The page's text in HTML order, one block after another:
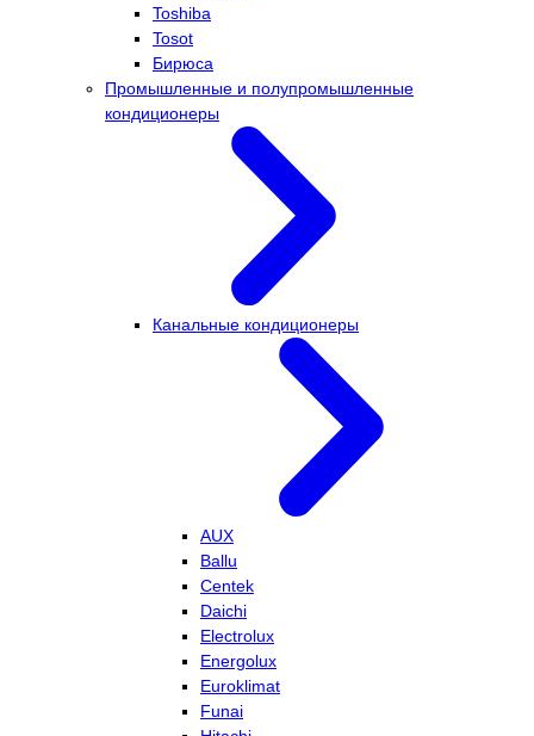
Toshiba
Tosot
Бирюса
Промышленные и полупромышленные
кондиционеры
Канальные кондиционеры
AUX
Ballu
Centek
Daichi
Electrolux
Energolux
Euroklimat
Funai